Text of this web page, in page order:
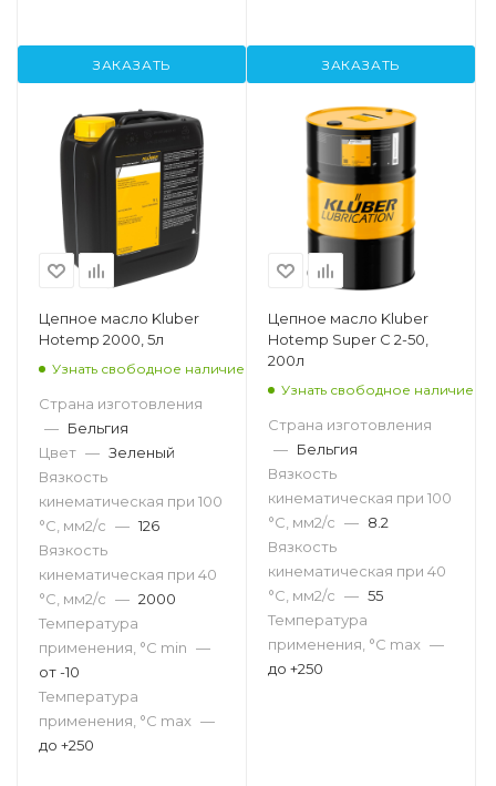
ЗАКАЗАТЬ ЗАКАЗАТЬ
Цепное масло Kluber
Hotemp 2000, 5л
Узнать свободное наличие
Страна изготовления
— Бельгия
Цвет — Зеленый
Вязкость
кинематическая при 100
°С, мм2/с — 126
Вязкость
кинематическая при 40
°С, мм2/с — 2000
Температура
применения, °С min —
от -10
Температура
применения, °С max —
до +250
Цепное масло Kluber
Hotemp Super C 2-50,
200л
Узнать свободное наличие
Страна изготовления
— Бельгия
Вязкость
кинематическая при 100
°С, мм2/с — 8.2
Вязкость
кинематическая при 40
°С, мм2/с — 55
Температура
применения, °С max —
до +250